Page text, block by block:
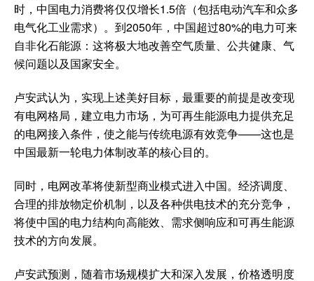
时，中国电力消费将仅仅增长1.5倍（包括电动汽车和众多
电气化工业需求）。到2050年，中国超过80%的电力可来
自非化石能源：这将极大地改善空气质量、公共健康、气
候问题以及国家安全。
卢安武认为，实现上述美好目标，最重要的前提是改变现
有电网格局，建立电力市场，为可再生能源电力提供充足
的电网接入条件，使之能与传统电源有效竞争——这也是
中国最新一轮电力体制改革的核心目的。
同时，电网改革将使新型商业模式进入中国。经济调度、
合理的排放物定价机制，以及各种供电技术的充分竞争，
将使中国的电力结构向高能效、需求侧响应和可再生能源
技术的方向发展。
卢安武预测，随着市场规模扩大和深入发展，价格透明度